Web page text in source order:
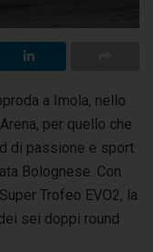
a Imola, nello
per quello che
di passione e sport
Bolognese. Con
Trofeo EVO2, la
sei doppi round